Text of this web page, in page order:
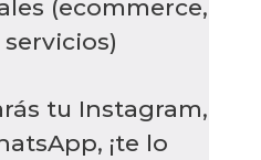
(ecommerce,
tu Instagram,
¡te lo